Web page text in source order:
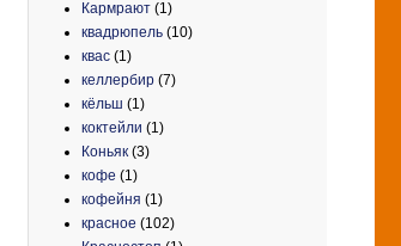
Кармрают (1)
квадрюпель (10)
квас (1)
келлербир (7)
кёльш (1)
коктейли (1)
Коньяк (3)
кофе (1)
кофейня (1)
красное (102)